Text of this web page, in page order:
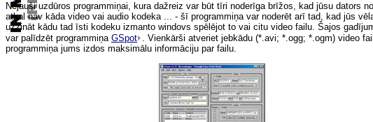
Nejauši uzdūros programmiņai, kura dažreiz var būt tīri noderīga brīžos, kad jūsu dators
atkal nav kāda video vai audio kodeka ... - šī programmiņa var noderēt arī tad, kad jūs
uzzināt kādu tad īsti kodeku izmanto windovs spēlējot to vai citu video failu. Šajos
var palīdzēt programmiņa GSpot . Vienkārši atveriet jebkādu (*.avi; *.ogg; *.ogm) video
programmiņa jums izdos maksimālu informāciju par failu.